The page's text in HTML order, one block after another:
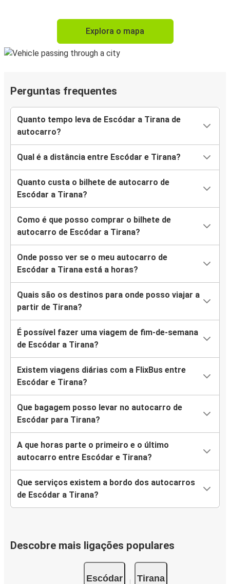
Explora o mapa
Perguntas frequentes
Quanto tempo leva de Escódar a Tirana de
autocarro?
Qual é a distância entre Escódar e Tirana?
Quanto custa o bilhete de autocarro de
Escódar a Tirana?
Como é que posso comprar o bilhete de
autocarro de Escódar a Tirana?
Onde posso ver se o meu autocarro de
Escódar a Tirana está a horas?
Quais são os destinos para onde posso viajar a
partir de Tirana?
É possível fazer uma viagem de fim-de-semana
de Escódar a Tirana?
Existem viagens diárias com a FlixBus entre
Escódar e Tirana?
Que bagagem posso levar no autocarro de
Escódar para Tirana?
A que horas parte o primeiro e o último
autocarro entre Escódar e Tirana?
Que serviços existem a bordo dos autocarros
de Escódar a Tirana?
Descobre mais ligações populares
Escódar Tirana